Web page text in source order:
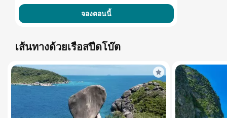
จองตอนนี้
เส้นทางด้วยเรือสปีดโบ๊ต